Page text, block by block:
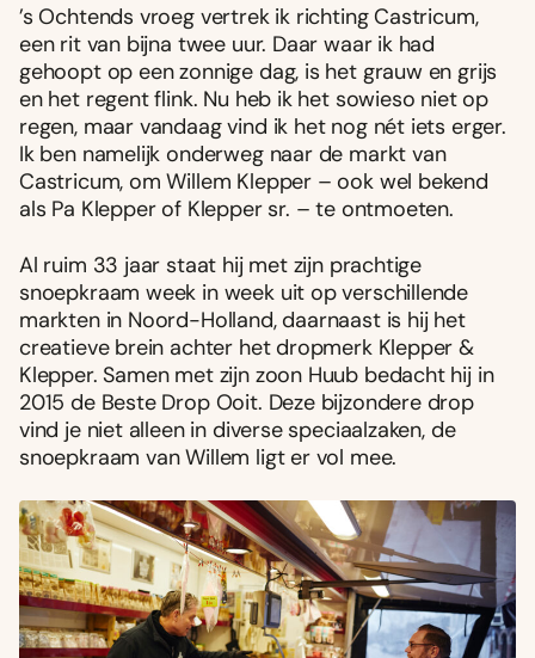
’s Ochtends vroeg vertrek ik richting Castricum,
een rit van bijna twee uur. Daar waar ik had
gehoopt op een zonnige dag, is het grauw en grijs
en het regent flink. Nu heb ik het sowieso niet op
regen, maar vandaag vind ik het nog nét iets erger.
Ik ben namelijk onderweg naar de markt van
Castricum, om Willem Klepper – ook wel bekend
als Pa Klepper of Klepper sr. – te ontmoeten.
Al ruim 33 jaar staat hij met zijn prachtige
snoepkraam week in week uit op verschillende
markten in Noord-Holland, daarnaast is hij het
creatieve brein achter het dropmerk Klepper &
Klepper. Samen met zijn zoon Huub bedacht hij in
2015 de Beste Drop Ooit. Deze bijzondere drop
vind je niet alleen in diverse speciaalzaken, de
snoepkraam van Willem ligt er vol mee.